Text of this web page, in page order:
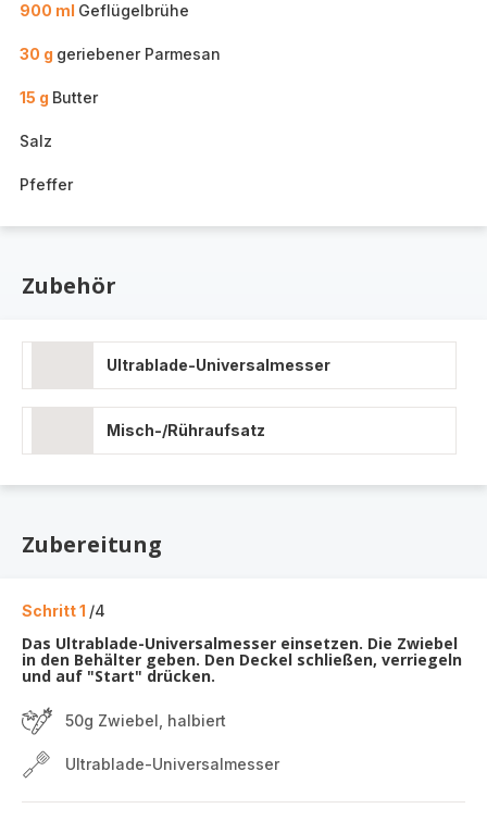
900 ml Geflügelbrühe
30 g geriebener Parmesan
15 g Butter
Salz
Pfeffer
Zubehör
Ultrablade-Universalmesser
Misch-/Rühraufsatz
Zubereitung
Schritt 1 /4
Das Ultrablade-Universalmesser einsetzen. Die Zwiebel
in den Behälter geben. Den Deckel schließen, verriegeln
und auf "Start" drücken.
50g Zwiebel, halbiert
Ultrablade-Universalmesser